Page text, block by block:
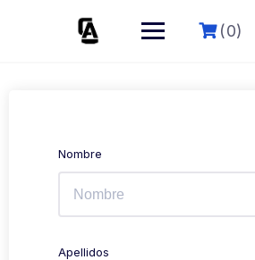
(0)
Nombre
Apellidos